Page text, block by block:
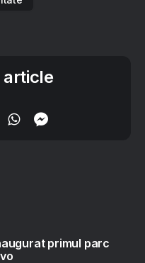
article
primul parc